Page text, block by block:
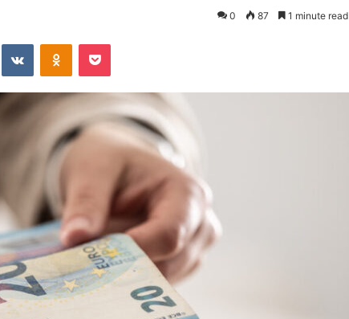
0 87 1 minute read
VKontakteOdnoklassniki
Pocket